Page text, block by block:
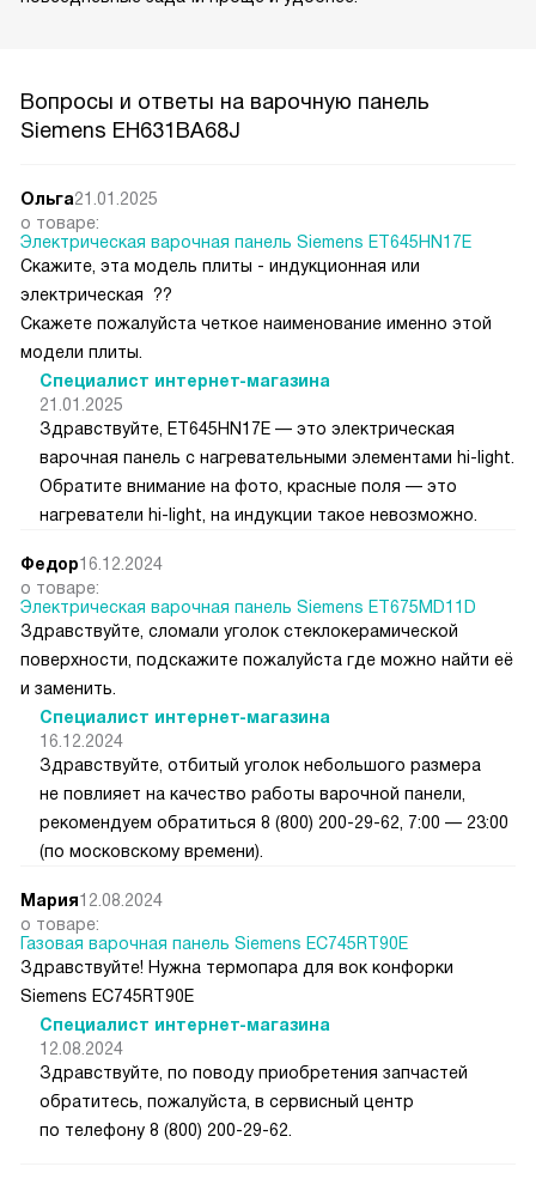
Вопросы и ответы на варочную панель
Siemens EH631BA68J
Ольга21.01.2025
о товаре:
Электрическая варочная панель Siemens ET645HN17E
Скажите, эта модель плиты - индукционная или
электрическая ??
Скажете пожалуйста четкое наименование именно этой
модели плиты.
Специалист интернет-магазина
21.01.2025
Здравствуйте, ET645HN17E — это электрическая
варочная панель с нагревательными элементами hi-light.
Обратите внимание на фото, красные поля — это
нагреватели hi-light, на индукции такое невозможно.
Федор16.12.2024
о товаре:
Электрическая варочная панель Siemens ET675MD11D
Здравствуйте, сломали уголок стеклокерамической
поверхности, подскажите пожалуйста где можно найти её
и заменить.
Специалист интернет-магазина
16.12.2024
Здравствуйте, отбитый уголок небольшого размера
не повлияет на качество работы варочной панели,
рекомендуем обратиться 8 (800) 200-29-62, 7:00 — 23:00
(по московскому времени).
Мария12.08.2024
о товаре:
Газовая варочная панель Siemens EC745RT90E
Здравствуйте! Нужна термопара для вок конфорки
Siemens EC745RT90E
Специалист интернет-магазина
12.08.2024
Здравствуйте, по поводу приобретения запчастей
обратитесь, пожалуйста, в сервисный центр
по телефону 8 (800) 200-29-62.